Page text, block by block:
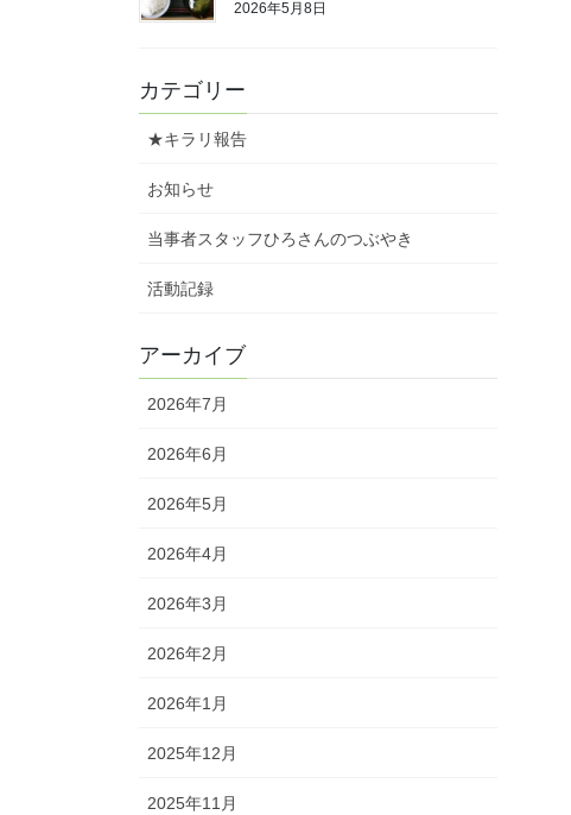
2026年5月8日
カテゴリー
★キラリ報告
お知らせ
当事者スタッフひろさんのつぶやき
活動記録
アーカイブ
2026年7月
2026年6月
2026年5月
2026年4月
2026年3月
2026年2月
2026年1月
2025年12月
2025年11月